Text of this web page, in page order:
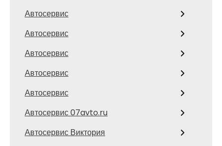
Автосервис
Автосервис
Автосервис
Автосервис
Автосервис
Автосервис 07avto.ru
Автосервис Виктория